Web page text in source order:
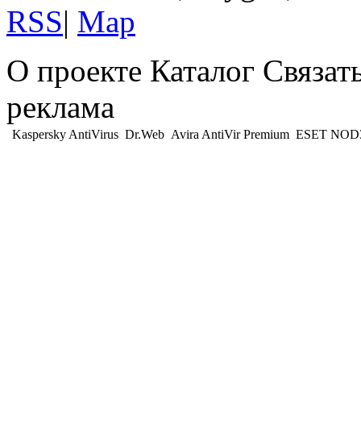
RSS| Map
О проекте Каталог
реклама
Kaspersky AntiVirus Dr.Web Avira AntiVir Premium ESET